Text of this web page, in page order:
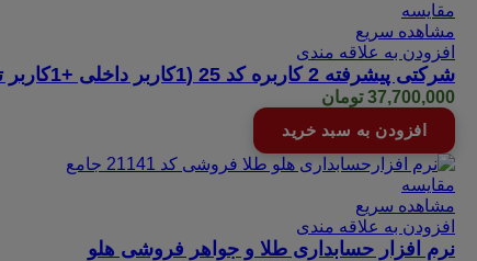
مقایسه
مشاهده سریع
افزودن به علاقه مندی
شرکتی پیشرفته 2 کاربره کد 25 (1کاربر داخلی +1کاربر تحت وب+هایپر )
37,700,000 تومان
افزودن به سبد خرید
مقایسه
مشاهده سریع
افزودن به علاقه مندی
نرم افزار حسابداری طلا و جواهر فروشی هلو